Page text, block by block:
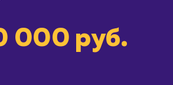
000 руб.